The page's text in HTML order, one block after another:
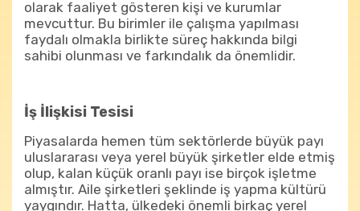
olarak faaliyet gösteren kişi ve kurumlar
mevcuttur. Bu birimler ile çalışma yapılması
faydalı olmakla birlikte süreç hakkında bilgi
sahibi olunması ve farkındalık da önemlidir.
İş İlişkisi Tesisi
Piyasalarda hemen tüm sektörlerde büyük payı
uluslararası veya yerel büyük şirketler elde etmiş
olup, kalan küçük oranlı payı ise birçok işletme
almıştır. Aile şirketleri şeklinde iş yapma kültürü
yaygındır. Hatta, ülkedeki önemli birkaç yerel